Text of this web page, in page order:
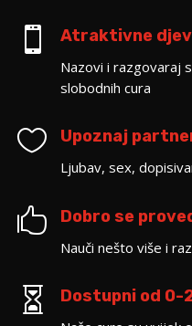
 Atraktivne
Nazovi i razgovaraj
slobodnih cura
 Upoznaj
Ljubav, sex,
 Dobro se
Nauči nešto više i
 Dostupni od 0-
#136
ljubav, avantura, seks